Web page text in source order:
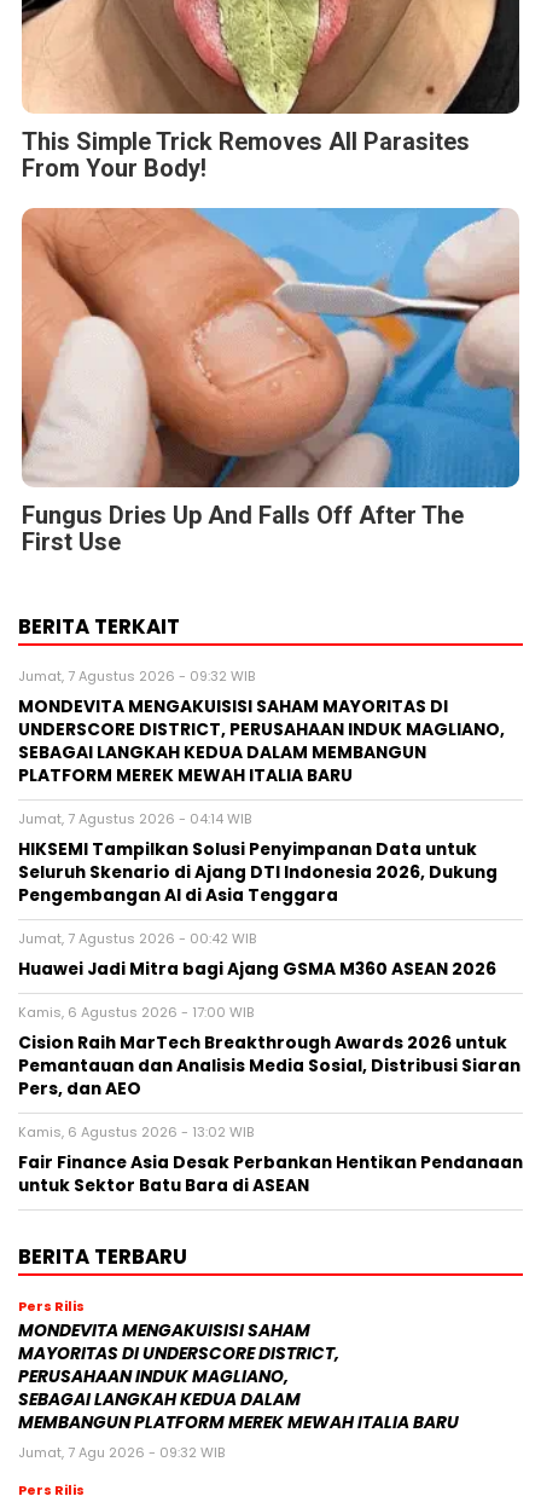
This Simple Trick Removes All Parasites
From Your Body!
Fungus Dries Up And Falls Off After The
First Use
BERITA TERKAIT
Jumat, 7 Agustus 2026 - 09:32 WIB
MONDEVITA MENGAKUISISI SAHAM MAYORITAS DI
UNDERSCORE DISTRICT, PERUSAHAAN INDUK MAGLIANO,
SEBAGAI LANGKAH KEDUA DALAM MEMBANGUN
PLATFORM MEREK MEWAH ITALIA BARU
Jumat, 7 Agustus 2026 - 04:14 WIB
HIKSEMI Tampilkan Solusi Penyimpanan Data untuk
Seluruh Skenario di Ajang DTI Indonesia 2026, Dukung
Pengembangan AI di Asia Tenggara
Jumat, 7 Agustus 2026 - 00:42 WIB
Huawei Jadi Mitra bagi Ajang GSMA M360 ASEAN 2026
Kamis, 6 Agustus 2026 - 17:00 WIB
Cision Raih MarTech Breakthrough Awards 2026 untuk
Pemantauan dan Analisis Media Sosial, Distribusi Siaran
Pers, dan AEO
Kamis, 6 Agustus 2026 - 13:02 WIB
Fair Finance Asia Desak Perbankan Hentikan Pendanaan
untuk Sektor Batu Bara di ASEAN
BERITA TERBARU
Pers Rilis
MONDEVITA MENGAKUISISI SAHAM
MAYORITAS DI UNDERSCORE DISTRICT,
PERUSAHAAN INDUK MAGLIANO,
SEBAGAI LANGKAH KEDUA DALAM
MEMBANGUN PLATFORM MEREK MEWAH ITALIA BARU
Jumat, 7 Agu 2026 - 09:32 WIB
Pers Rilis